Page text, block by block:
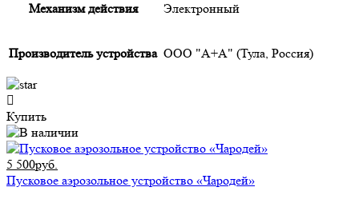
Механизм действия Электронный
Производитель устройства ООО "А+А" (Тула, Россия)
Купить
5 500руб.
Пусковое аэрозольное устройство «Чародей»